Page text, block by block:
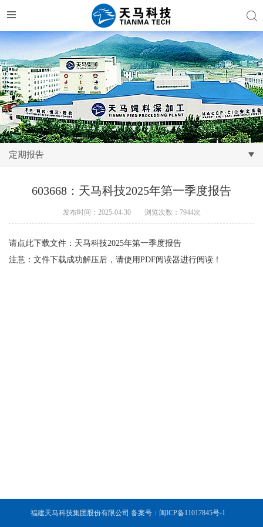
定期报告
603668：天马科技2025年第一季度报告
发布时间：2025-04-30 浏览次数：7944次
请点此下载文件： 天马科技2025年第一季度报告
注意：文件下载成功解压后，请使用PDF阅读器进行阅读！
福建天马科技集团股份有限公司 备案号：闽ICP备11017845号-1